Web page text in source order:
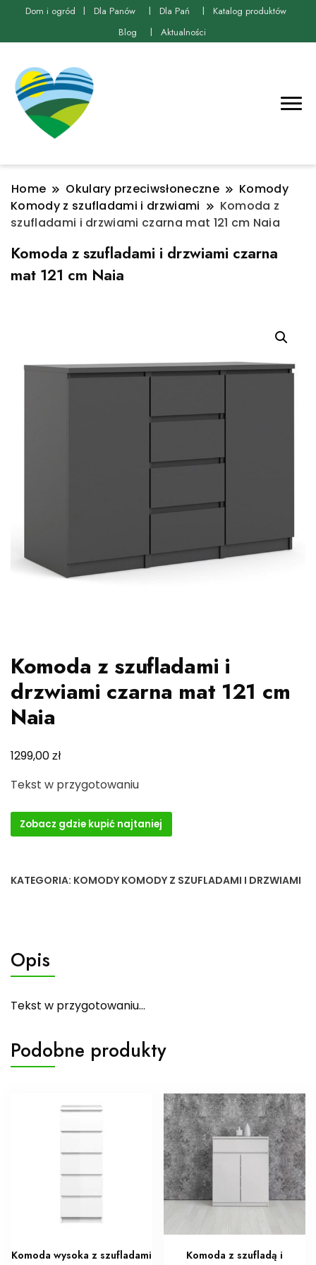
Dom i ogród Dla Panów Dla Pań
Katalog produktów
Blog
Aktualności
Home Okulary przeciwsłoneczne
Komody
Komody z szufladami i drzwiami
Komoda z
szufladami i drzwiami czarna mat 121 cm Naia
Komoda z szufladami i drzwiami czarna
mat 121 cm Naia
Komoda z szufladami i
drzwiami czarna mat 121 cm
Naia
1299,00zł
Tekst w przygotowaniu
Zobacz gdzie kupić najtaniej
KATEGORIA: KOMODY KOMODY Z SZUFLADAMI I DRZWIAMI
Opis
Tekst w przygotowaniu…
Podobne produkty
Komoda wysoka z szufladami
Komoda z szufladą i